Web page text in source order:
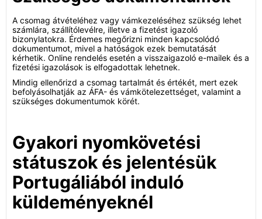
A csomag átvételéhez vagy vámkezeléséhez szükség lehet
számlára, szállítólevélre, illetve a fizetést igazoló
bizonylatokra. Érdemes megőrizni minden kapcsolódó
dokumentumot, mivel a hatóságok ezek bemutatását
kérhetik. Online rendelés esetén a visszaigazoló e-mailek és a
fizetési igazolások is elfogadottak lehetnek.
Mindig ellenőrizd a csomag tartalmát és értékét, mert ezek
befolyásolhatják az ÁFA- és vámkötelezettséget, valamint a
szükséges dokumentumok körét.
Gyakori nyomkövetési
státuszok és jelentésük
Portugáliából induló
küldeményeknél